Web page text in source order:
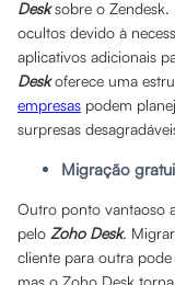
Desksobre o Zendesk.
ocultos devido à
aplicativos adicionais
Deskoferece uma
empresas podem
surpresas
Migração
Outro ponto vantaoso
pelo Zoho Desk.
cliente para outra
mas o Zoho Desk